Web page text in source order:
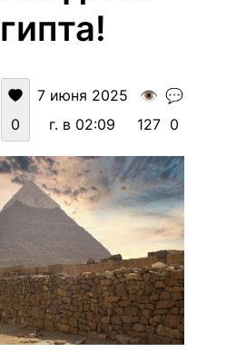
0
7 июня 2025
г. в 02:09
👁️
127
💬
0